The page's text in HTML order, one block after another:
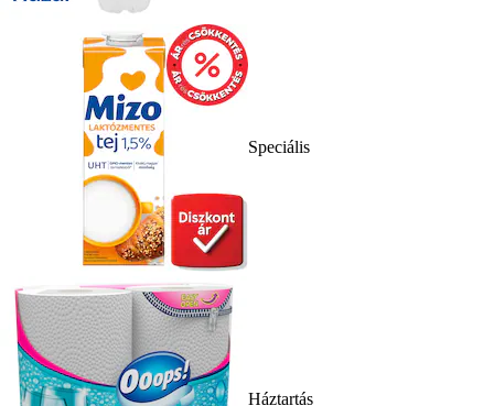
Speciális
Háztartás